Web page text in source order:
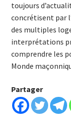
toujours
concrétisent par
des multiples
interprétations
comprendre les
Monde
Partager